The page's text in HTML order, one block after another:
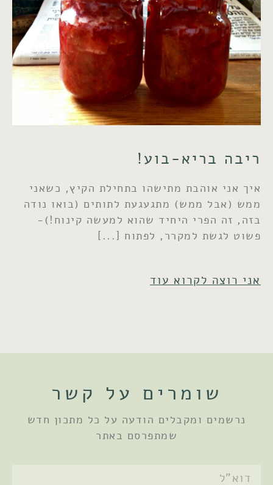
ריבה בריא-בוע!
איך אני אוהבת מתישהו בתחילת הקיץ, כשאני
ממש (אבל ממש) מתגעגעת לתותים (בואו נודה
בזה, זה הפרי היחיד שהוא למעשה קינוח!)-
פשוט לגשת למקרר, לפתוח
אני רוצה לקרוא עוד
שומרים על קשר
נרשמים ומקבלים הודעה על כל מתכון חדש
שמתפרסם באתר